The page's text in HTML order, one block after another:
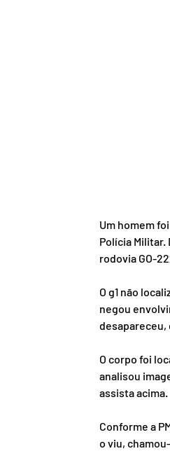
Um homem
Polícia
rodovia GO-
O g1 não
negou
desapareceu,
O corpo foi
analisou
assista acima.
Conforme a
o viu,